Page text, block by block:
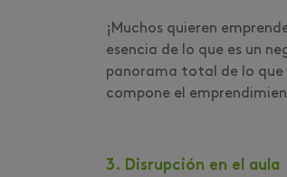
¡Muchos quieren
esencia de lo que es un
panorama total de lo que
compone el
3. Disrupción en el aula